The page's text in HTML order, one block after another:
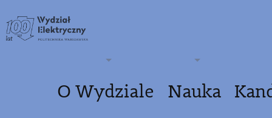
O Wydziale Nauka